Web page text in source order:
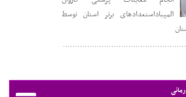
المپیاداستعدادهای برتر استان توسط